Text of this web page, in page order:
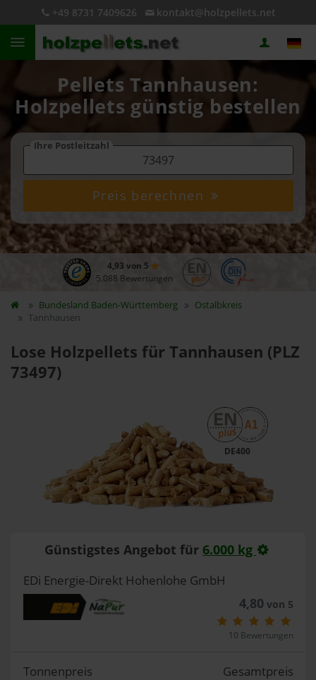
+49 8731 7409626 kontakt@holzpellets.net
Pellets Tannhausen:
Holzpellets günstig bestellen
Ihre Postleitzahl
Preis berechnen
4,93 von 5
5.088 Bewertungen
Bundesland Baden-Württemberg
Ostalbkreis
Tannhausen
Lose Holzpellets für Tannhausen (PLZ
73497)
DE400
Günstigstes Angebot für 6.000 kg
EDi Energie-Direkt Hohenlohe GmbH
4,80 von 5
10 Bewertungen
Tonnenpreis Gesamtpreis